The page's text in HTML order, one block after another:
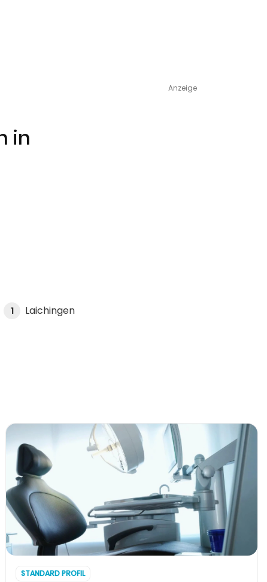
Anzeige
in
1 Laichingen
STANDARD PROFIL